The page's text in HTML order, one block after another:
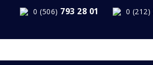
Gönder
0 (506) 793 28 01 0 (212)